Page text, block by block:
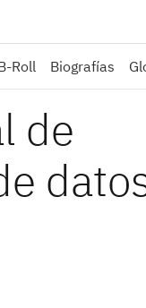
Roll Biografías
de